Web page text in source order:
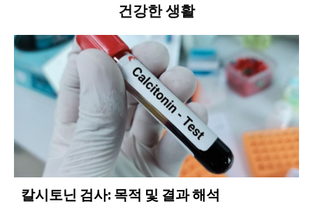
건강한 생활
칼시토닌 검사: 목적 및 결과 해석